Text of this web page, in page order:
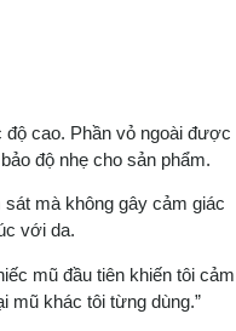
cao. Phần vỏ ngoài được
độ nhẹ cho sản phẩm.
mà không gây cảm giác
với da.
mũ đầu tiên khiến tôi cảm
mũ khác tôi từng dùng.”